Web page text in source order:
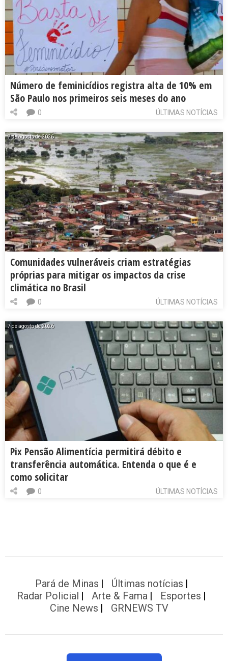
Número de feminicídios registra alta de 10% em
São Paulo nos primeiros seis meses do ano
ÚLTIMAS NOTÍCIAS
0
7 de agosto de 2026
Comunidades vulneráveis criam estratégias
próprias para mitigar os impactos da crise
climática no Brasil
ÚLTIMAS NOTÍCIAS
0
7 de agosto de 2026
Pix Pensão Alimentícia permitirá débito e
transferência automática. Entenda o que é e
como solicitar
ÚLTIMAS NOTÍCIAS
0
Pará de Minas
Últimas notícias
Radar Policial
Arte & Fama
Esportes
Cine News
GRNEWS TV